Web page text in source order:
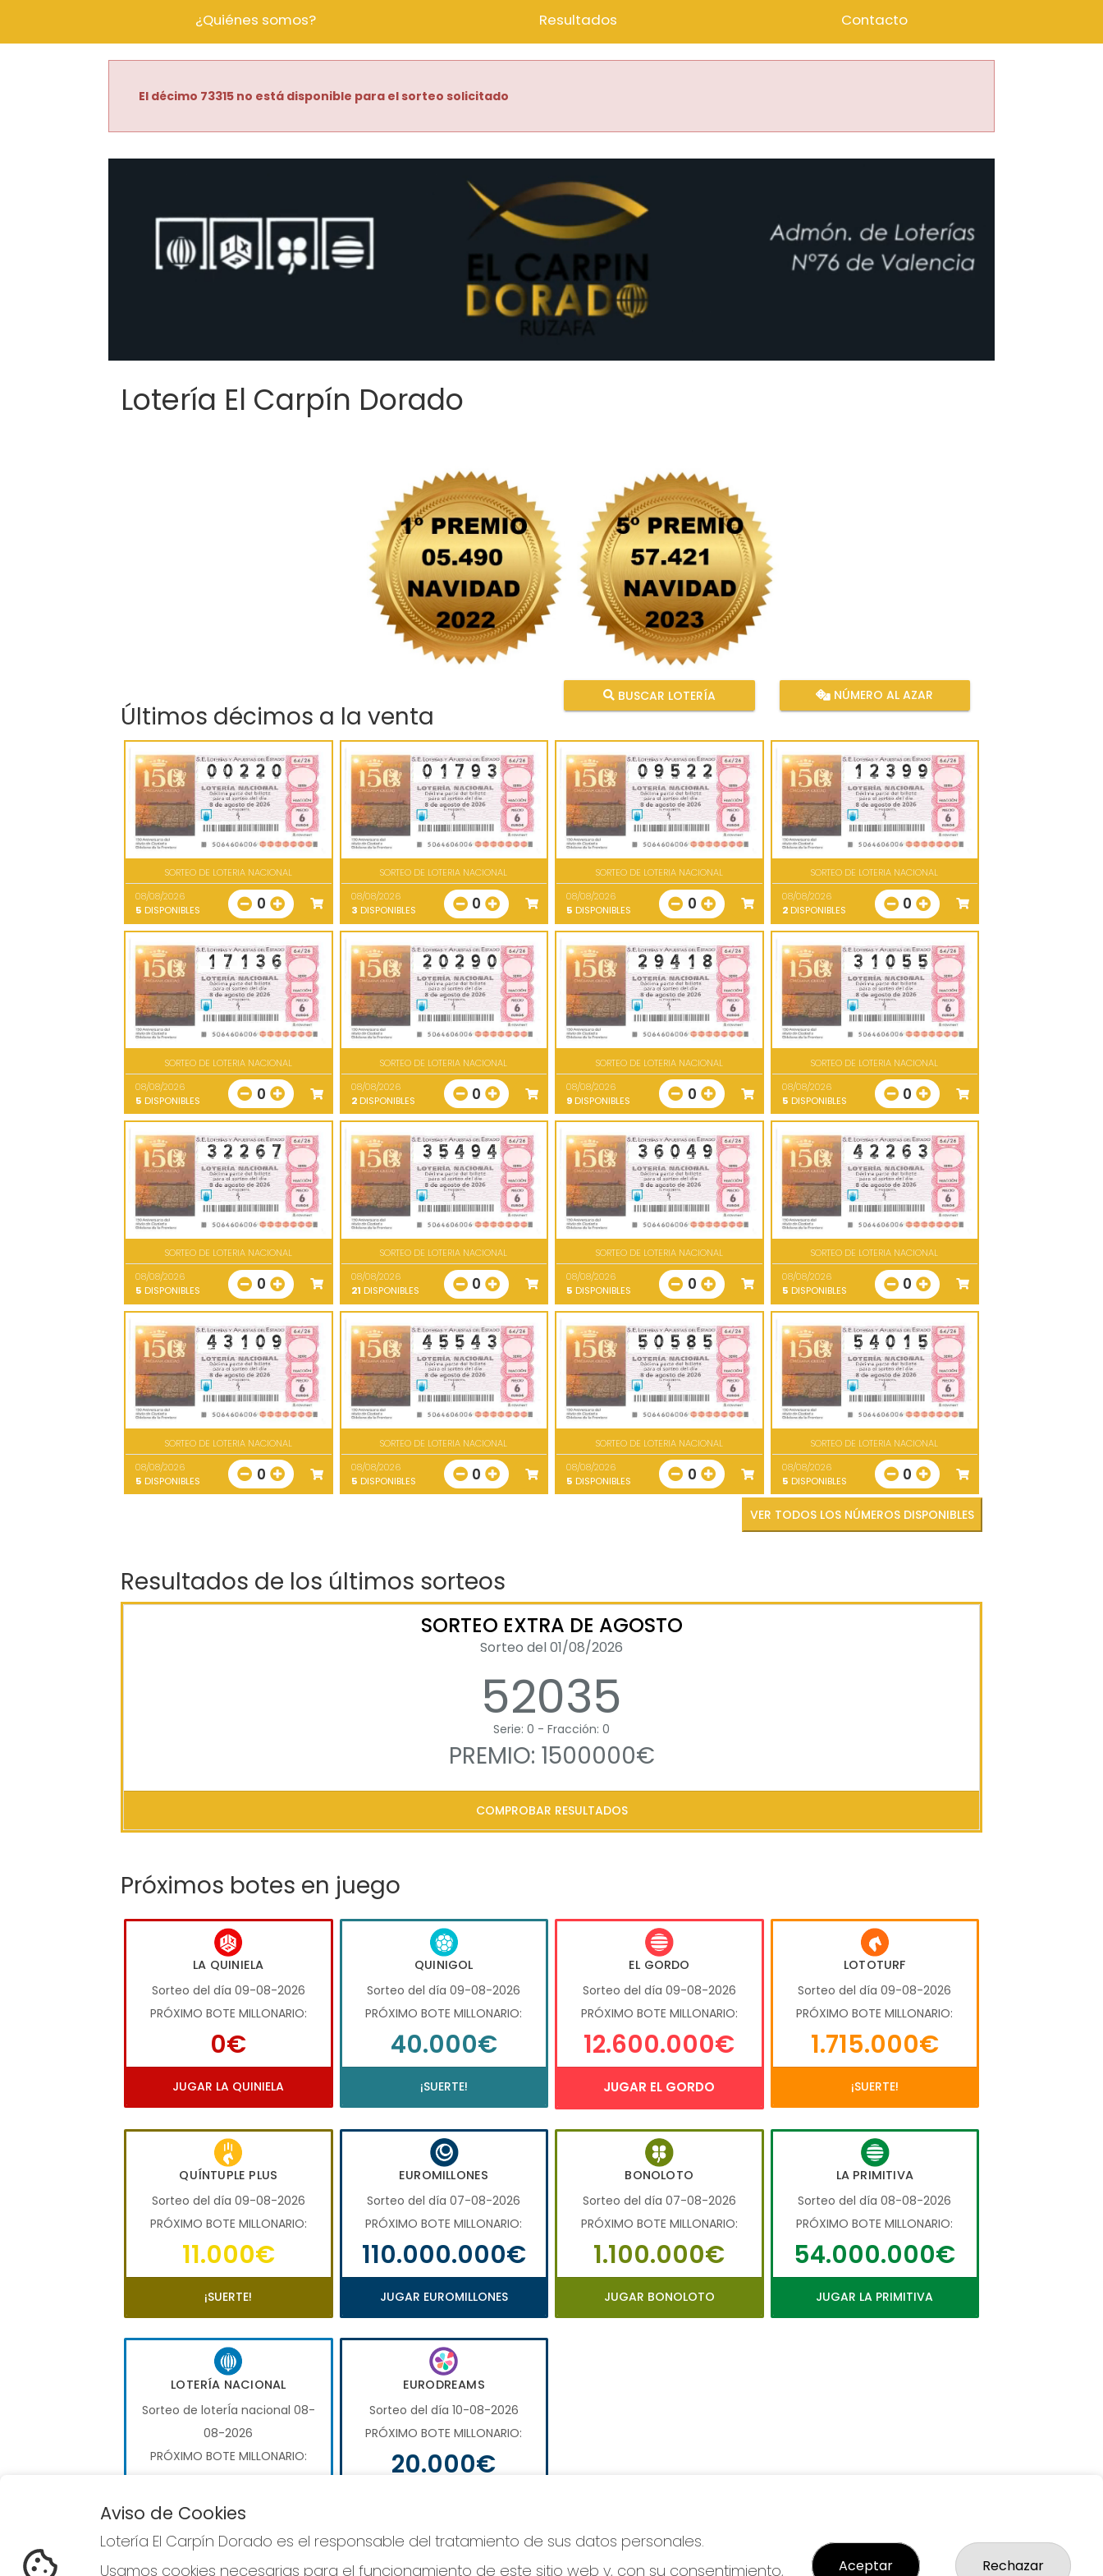
¿Quiénes somos? Resultados Contacto
El décimo 73315 no está disponible para el sorteo solicitado
Lotería El Carpín Dorado
Últimos décimos a la venta
BUSCAR LOTERÍA NÚMERO AL AZAR
SORTEO DE LOTERIA NACIONAL
08/08/2026
5 DISPONIBLES 0
SORTEO DE LOTERIA NACIONAL
08/08/2026
3 DISPONIBLES 0
SORTEO DE LOTERIA NACIONAL
08/08/2026
5 DISPONIBLES 0
SORTEO DE LOTERIA NACIONAL
08/08/2026
2DISPONIBLES 0
SORTEO DE LOTERIA NACIONAL
08/08/2026
5 DISPONIBLES 0
SORTEO DE LOTERIA NACIONAL
08/08/2026
2DISPONIBLES 0
SORTEO DE LOTERIA NACIONAL
08/08/2026
9 DISPONIBLES 0
SORTEO DE LOTERIA NACIONAL
08/08/2026
5 DISPONIBLES 0
SORTEO DE LOTERIA NACIONAL
08/08/2026
5 DISPONIBLES 0
SORTEO DE LOTERIA NACIONAL
08/08/2026
21 DISPONIBLES 0
SORTEO DE LOTERIA NACIONAL
08/08/2026
5 DISPONIBLES 0
SORTEO DE LOTERIA NACIONAL
08/08/2026
5 DISPONIBLES 0
SORTEO DE LOTERIA NACIONAL
08/08/2026
5 DISPONIBLES 0
SORTEO DE LOTERIA NACIONAL
08/08/2026
5 DISPONIBLES 0
SORTEO DE LOTERIA NACIONAL
08/08/2026
5 DISPONIBLES 0
SORTEO DE LOTERIA NACIONAL
08/08/2026
5 DISPONIBLES 0
VER TODOS LOS NÚMEROS DISPONIBLES
Resultados de los últimos sorteos
SORTEO EXTRA DE AGOSTO
Sorteo del 01/08/2026
52035
Serie: 0 - Fracción: 0
PREMIO: 1500000€
COMPROBAR RESULTADOS
Próximos botes en juego
LA QUINIELA
Sorteo del día 09-08-2026
PRÓXIMO BOTE MILLONARIO:
0€
JUGAR LA QUINIELA
QUINIGOL
Sorteo del día 09-08-2026
PRÓXIMO BOTE MILLONARIO:
40.000€
¡SUERTE!
EL GORDO
Sorteo del día 09-08-2026
PRÓXIMO BOTE MILLONARIO:
12.600.000€
JUGAR EL GORDO
LOTOTURF
Sorteo del día 09-08-2026
PRÓXIMO BOTE MILLONARIO:
1.715.000€
¡SUERTE!
QUÍNTUPLE PLUS
Sorteo del día 09-08-2026
PRÓXIMO BOTE MILLONARIO:
11.000€
¡SUERTE!
EUROMILLONES
Sorteo del día 07-08-2026
PRÓXIMO BOTE MILLONARIO:
110.000.000€
JUGAR EUROMILLONES
BONOLOTO
Sorteo del día 07-08-2026
PRÓXIMO BOTE MILLONARIO:
1.100.000€
JUGAR BONOLOTO
LA PRIMITIVA
Sorteo del día 08-08-2026
PRÓXIMO BOTE MILLONARIO:
54.000.000€
JUGAR LA PRIMITIVA
LOTERÍA NACIONAL
Sorteo de loterÍa nacional 08-
08-2026
PRÓXIMO BOTE MILLONARIO:
NACIONAL
EURODREAMS
Sorteo del día 10-08-2026
PRÓXIMO BOTE MILLONARIO:
20.000€
Aviso de Cookies
Lotería El Carpín Dorado es el responsable del tratamiento de sus datos personales.
Usamos cookies necesarias para el funcionamiento de este sitio web y, con su consentimiento,
Aceptar Rechazar